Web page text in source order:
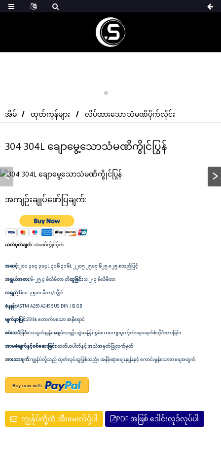
အိမ် ထုတ်ကုန်များ လိပ်ထားသော သံမဏိပိုက်လိုင်း
304 304L ချောမွေ့သောသံမဏိကွိုင်ပြွန်
အကျဉ်းချုပ်ဖော်ပြချက်:
သတ်မှတ်ချက်:သံမဏိကွိုင်ပိုက်
အဆင့်: ၂၀၁ ၃၀၄ ၃၀၄L ၃၁၆ ၃၁၆L ၂၂၀၅ ၂၅၀၇ ၆၂၅ ၈၂၅ စသည်ဖြင့်
အရွယ်အစား:၆-၂၅.၄ မီလီမီတာ တီထူခြင်း :၀.၂-၃ မီလီမီတာ
အရှည်:၆၀၀-၃၅၀၀ မီတာ/ကွိုင်
စံနှုန်း:ASTM A269 A249 SUS DIN JIS GB
မျက်နှာပြင်:2B 8k တောက်ပသော အနီရောင်
စမ်းသပ်ခြင်း:အထွက်နှုန်းအစွမ်းသတ္တိ၊ ဆွဲဆန့်နိုင်စွမ်း၊ မာကျောမှု၊ ဟိုက်ဒရာပရက်စ်တိုင်းတာခြင်း
အာမခံချက်နှင့်စစ်ဆေးခြင်း:တတိယပါတီနှင့် အသိအမှတ်ပြုလက်မှတ်
အားသာချက်:ကျွန်ုပ်တို့သည် ထုတ်လုပ်သူဖြစ်သည်။ အနိမ့်ဆုံးဈေးနှုန်းနှင့် ကောင်းမွန်သောအရေအတွက်
ကျွန်ုပ်တို့ထံ အီးမေးလ်ပို့ပါ PDF အဖြစ် ဒေါင်းလုဒ်လုပ်ပါ